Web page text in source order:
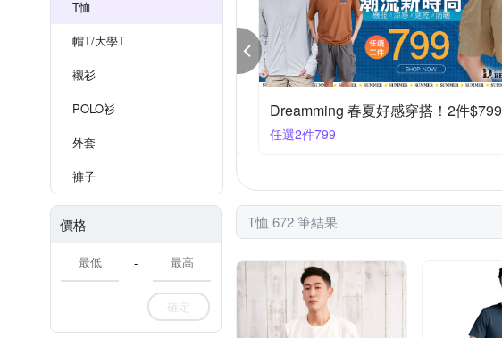
T恤
帽T/大學T
襯衫
POLO衫
外套
褲子
價格
-
確定
Dreamming 春夏好感穿搭！2件$799
任選2件799
T恤 672 筆結果